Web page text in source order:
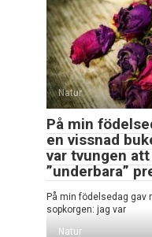
Natur
På min
en vissnad
var tvungen
”underbara”
På min födelsedag gav
sopkorgen: jag var
Natur